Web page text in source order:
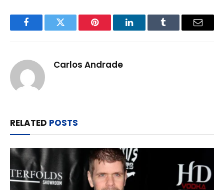
FacebookTwitter Pinterest LinkedInTumblr Email
Carlos Andrade
RELATED POSTS